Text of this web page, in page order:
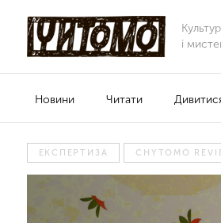
і
Новини Читати
ЕКСПЕРТИЗА CHYTOMO